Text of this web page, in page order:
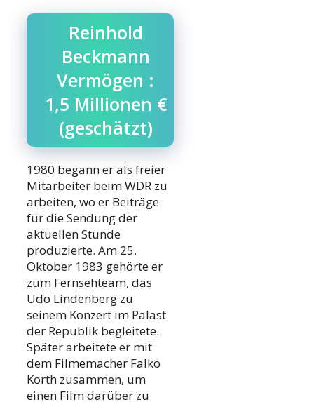
Reinhold
Beckmann
Vermögen :
1,5 Millionen €
(geschätzt)
1980 begann er als freier
Mitarbeiter beim WDR zu
arbeiten, wo er Beiträge
für die Sendung der
aktuellen Stunde
produzierte. Am 25.
Oktober 1983 gehörte er
zum Fernsehteam, das
Udo Lindenberg zu
seinem Konzert im Palast
der Republik begleitete.
Später arbeitete er mit
dem Filmemacher Falko
Korth zusammen, um
einen Film darüber zu